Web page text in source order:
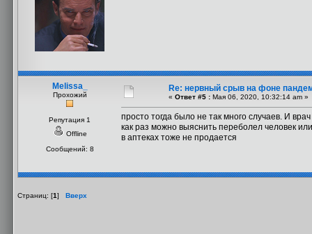
Melissa_
Прохожий
Репутация 1
Offline
Сообщений: 8
Re: нервный срыв на фоне
« Ответ #5 : Мая 06, 2020, 10:32:14 am »
просто тогда было не так много случаев. И
как раз можно выяснить переболел человек
в аптеках тоже не продается
Страниц: [1] Вверх